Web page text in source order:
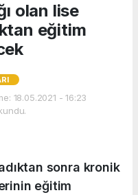
olan lise
eğitim
18.05.2021 - 16:23
sonra kronik
eğitim